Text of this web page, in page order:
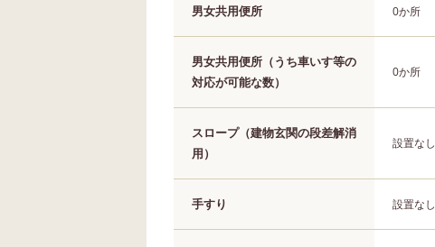
男女共用便所 0か所
男女共用便所（うち車いす等の
対応が可能な数）
0か所
スロープ（建物玄関の段差解消
用）
設置なし
手すり 設置なし